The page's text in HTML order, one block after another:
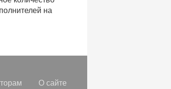
на
и нынешних годов,
на
самые лучшие
О сайте